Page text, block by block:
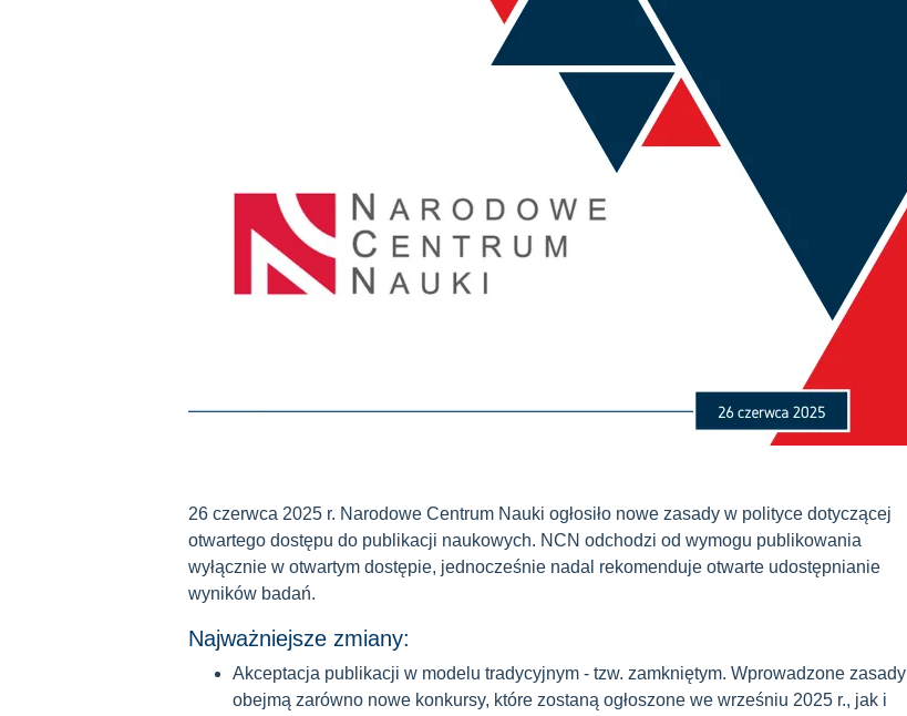
26 czerwca 2025 r. Narodowe Centrum Nauki ogłosiło nowe zasady w polityce dotyczącej
otwartego dostępu do publikacji naukowych. NCN odchodzi od wymogu publikowania
wyłącznie w otwartym dostępie, jednocześnie nadal rekomenduje otwarte udostępnianie
wyników badań.
Najważniejsze zmiany:
Akceptacja publikacji w modelu tradycyjnym - tzw. zamkniętym. Wprowadzone zasady
obejmą zarówno nowe konkursy, które zostaną ogłoszone we wrześniu 2025 r., jak i